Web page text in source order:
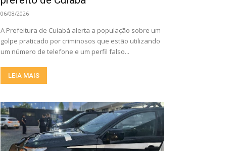
06/08/2026
A Prefeitura de Cuiabá alerta a população sobre um
golpe praticado por criminosos que estão utilizando
um número de telefone e um perfil falso...
LEIA MAIS